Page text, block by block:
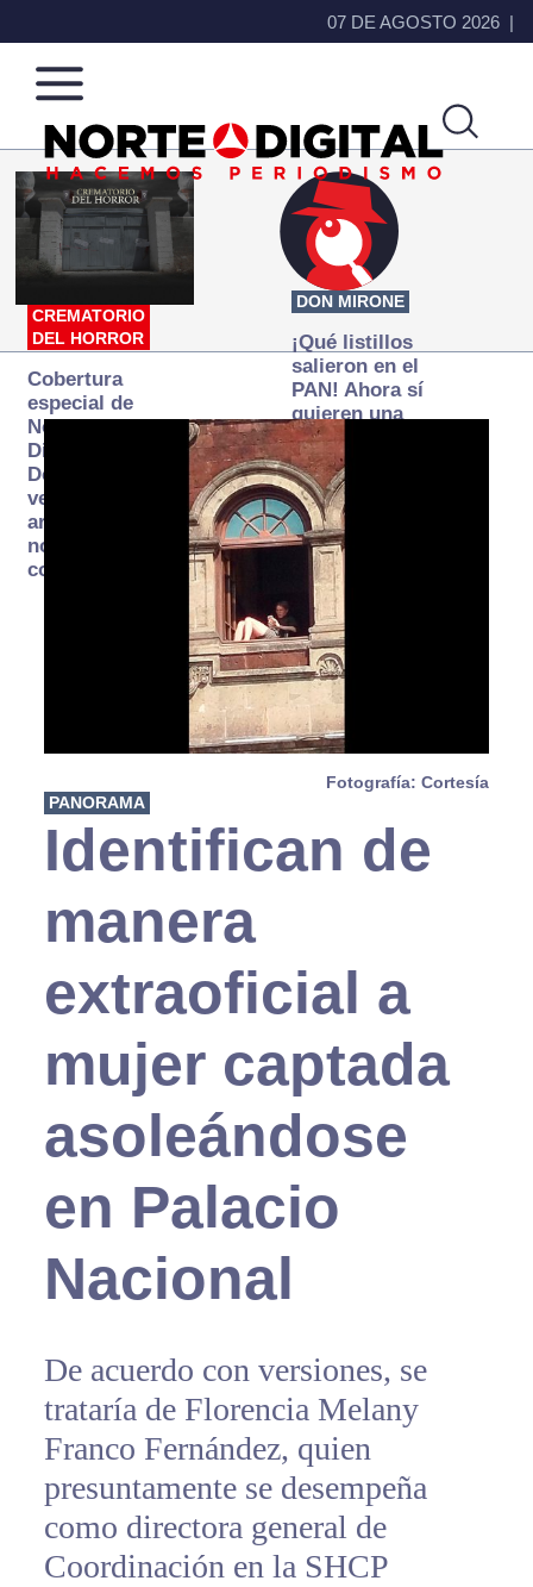
07 DE AGOSTO 2026
Norte
de
Ciudad
Más
que
noticias,
hacemos periodismo
CREMATORIO
DEL HORROR
Cobertura
especial de
Norte
Digital:
Donde la
verdad
arde… pero
no se
consume
DON MIRONE
¡Qué listillos
salieron en el
PAN! Ahora sí
quieren una
Fiscalía
autónoma… y
transexenal
Fotografía: Cortesía
PANORAMA
Identifican de
manera
extraoficial a
mujer captada
asoleándose
en Palacio
Nacional
De acuerdo con versiones, se
trataría de Florencia Melany
Franco Fernández, quien
presuntamente se desempeña
como directora general de
Coordinación en la SHCP